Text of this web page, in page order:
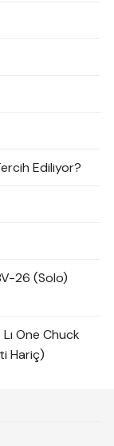
Ediliyor?
26 (Solo)
One Chuck
Hariç)